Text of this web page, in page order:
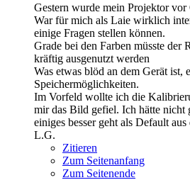
Gestern wurde mein Projektor
War für mich als Laie wirklich
einige Fragen stellen können.
Grade bei den Farben müsste der
kräftig ausgenutzt werden
Was etwas blöd an dem Gerät ist,
Speichermöglichkeiten.
Im Vorfeld wollte ich die
mir das Bild gefiel. Ich hätte nicht
einiges besser geht als Default
L.G.
Zitieren
Zum Seitenanfang
Zum Seitenende